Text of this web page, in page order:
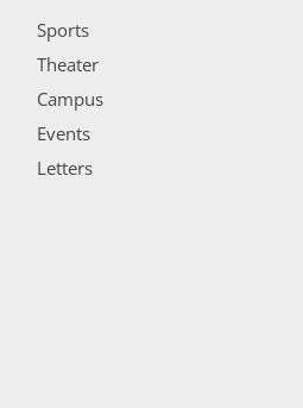
Sports
Theater
Campus
Events
Letters